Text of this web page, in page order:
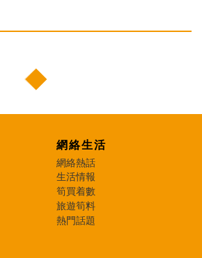
網絡生活
網絡熱話
生活情報
筍買着數
旅遊筍料
熱門話題